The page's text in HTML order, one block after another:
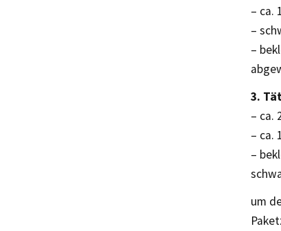
– ca.
–
–
3.
– ca.
– ca.
–
um